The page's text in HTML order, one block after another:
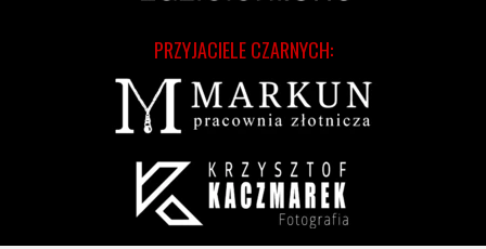
PRZYJACIELE CZARNYCH: